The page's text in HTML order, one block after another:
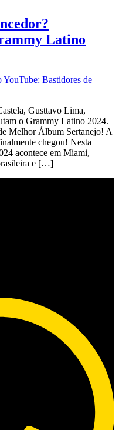
Latino
Gusttavo Lima,
o Grammy Latino 2024.
Melhor Álbum Sertanejo! A
chegou! Nesta
acontece em Miami,
e […]